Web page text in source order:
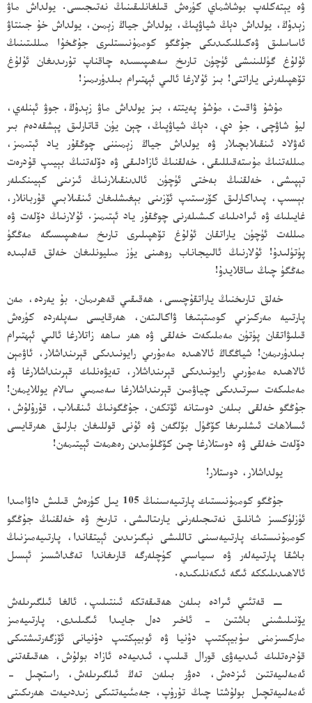
ۋە يېتەكلەپ بوشاشماي كۈرەش قىلغانلىقىنىڭ نەتىجىسى. يولداش ماۋ
زېدۇڭ، يولداش دېڭ شياۋپىڭ، يولداش جياڭ زېمىن، يولداش خۇ جىنتاۋ
ئاساسلىق ۋەكىللىكىدىكى جۇڭگو كوممۇنىستلىرى جۇڭخۇا مىللىتىنىڭ
ئۇلۇغ گۈللىنىشى ئۈچۈن تارىخ سەھىپىسىدە چاقناپ تۇرىدىغان ئۇلۇغ
تۆھپىلەرنى ياراتتى! بىز ئۇلارغا ئالىي ئېھتىرام بىلدۈرىمىز!
مۇشۇ ۋاقىت، مۇشۇ پەيتتە، بىز يولداش ماۋ زېدۇڭ، جوۋ ئېنلەي،
ليۇ شاۋچى، جۇ دې، دېڭ شياۋپىڭ، چېن يۈن قاتارلىق پېشقەدەم بىر
ئەۋلاد ئىنقىلابچىلار ۋە يولداش جياڭ زېمىننى چوڭقۇر ياد ئېتىمىز،
مىللەتنىڭ مۇستەقىللىقى، خەلقنىڭ ئازادلىقى ۋە دۆلەتنىڭ بېيىپ قۇدرەت
تېپىشى، خەلقنىڭ بەختى ئۈچۈن ئالدىنقىلارنىڭ ئىزىنى كېيىنكىلەر
بېسىپ، پىداكارلىق كۆرسىتىپ ئۆزىنى بېغىشلىغان ئىنقىلابىي قۇربانلار،
غايىلىك ۋە ئىرادىلىك كىشىلەرنى چوڭقۇر ياد ئېتىمىز. ئۇلارنىڭ دۆلەت ۋە
مىللەت ئۈچۈن ياراتقان ئۇلۇغ تۆھپىلىرى تارىخ سەھىپىسىگە مەڭگۈ
پۈتۈلىدۇ! ئۇلارنىڭ ئالىيجاناب روھىنى يۈز مىليونلىغان خەلق قەلبىدە
مەڭگۈ چىڭ ساقلايدۇ!
خەلق تارىخنىڭ ياراتقۇچىسى، ھەقىقىي قەھرىمان. بۇ يەردە، مەن
پارتىيە مەركىزىي كومىتېتىغا ۋاكالىتەن، ھەرقايسى سەپلەردە كۈرەش
قىلىۋاتقان پۈتۈن مەملىكەت خەلقى ۋە ھەر ساھە زاتلارغا ئالىي ئېھتىرام
بىلدۈرىمەن! شياڭگاڭ ئالاھىدە مەمۇرىي رايونىدىكى قېرىنداشلار، ئاۋمېن
ئالاھىدە مەمۇرىي رايونىدىكى قېرىنداشلار، تەيۋەنلىك قېرىنداشلارغا ۋە
مەملىكەت سىرتىدىكى چياۋمىن قېرىنداشلارغا سەمىمىي سالام يوللايمەن!
جۇڭگو خەلقى بىلەن دوستانە ئۆتكەن، جۇڭگونىڭ ئىنقىلاب، قۇرۇلۇش،
ئىسلاھات ئىشلىرىغا كۆڭۈل بۆلگەن ۋە ئۇنى قوللىغان بارلىق ھەرقايسى
دۆلەت خەلقى ۋە دوستلارغا چىن كۆڭلۈمدىن رەھمەت ئېيتىمەن!
يولداشلار، دوستلار!
جۇڭگو كوممۇنىستىك پارتىيەسىنىڭ 105 يىل كۈرەش قىلىش داۋامىدا
ئۈزلۈكسىز شانلىق نەتىجىلەرنى يارىتالىشى، تارىخ ۋە خەلقنىڭ جۇڭگو
كوممۇنىستىك پارتىيەسىنى تاللىشى نېگىزىدىن ئېيتقاندا، پارتىيەمىزنىڭ
باشقا پارتىيەلەر ۋە سىياسىي كۈچلەرگە قارىغاندا تەڭداشسىز ئېسىل
ئالاھىدىلىككە ئىگە ئىكەنلىكىدە.
− قەتئىي ئىرادە بىلەن ھەقىقەتكە ئىنتىلىپ، ئالغا ئىلگىرىلەش
يۆنىلىشىنى باشتىن - ئاخىر دەل جايىدا ئىگىلىدى. پارتىيەمىز
ماركسىزمنى سۇبيېكتىپ دۇنيا ۋە ئوبيېكتىپ دۇنيانى ئۆزگەرتىشتىكى
قۇدرەتلىك ئىدىيەۋى قورال قىلىپ، ئىدىيەدە ئازاد بولۇش، ھەقىقەتنى
ئەمەلىيەتتىن ئىزدەش، دەۋر بىلەن تەڭ ئىلگىرىلەش، راستچىل -
ئەمەلىيەتچىل بولۇشتا چىڭ تۇرۇپ، جەمئىيەتتىكى زىددىيەت ھەرىكىتى